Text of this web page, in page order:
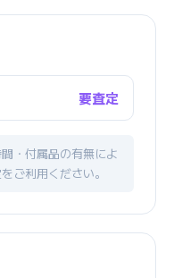
要査定
・付属品の有無によ
ご利用ください。